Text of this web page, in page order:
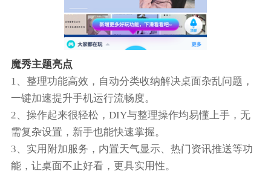
魔秀主题亮点
1、整理功能高效，自动分类收纳解决桌面杂乱问题，
一键加速提升手机运行流畅度。
2、操作起来很轻松，DIY与整理操作均易懂上手，无
需复杂设置，新手也能快速掌握。
3、实用附加服务，内置天气显示、热门资讯推送等功
能，让桌面不止好看，更具实用性。